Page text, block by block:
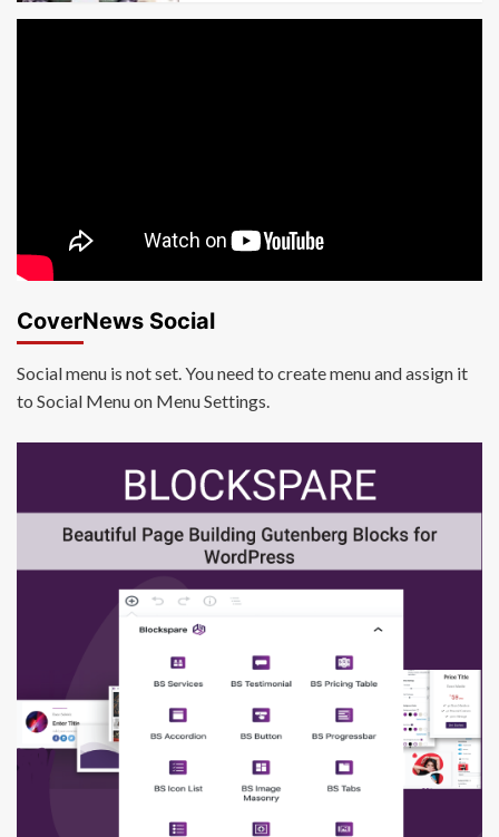
CoverNews Social
Social menu is not set. You need to create menu and assign it
to Social Menu on Menu Settings.